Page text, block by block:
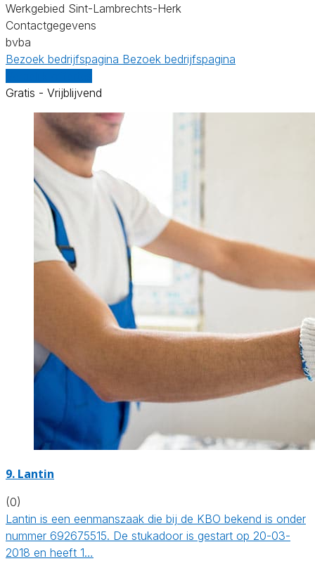
Werkgebied Sint-Lambrechts-Herk
Contactgegevens
bvba
Bezoek bedrijfspagina Bezoek bedrijfspagina
Gratis - Vrijblijvend
9. Lantin
(0)
Lantin is een eenmanszaak die bij de KBO bekend is onder
nummer 692675515. De stukadoor is gestart op 20-03-
2018 en heeft 1…